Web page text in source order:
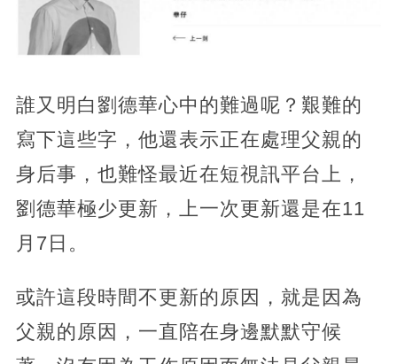
誰又明白劉德華心中的難過呢？艱難的
寫下這些字，他還表示正在處理父親的
身后事，也難怪最近在短視訊平台上，
劉德華極少更新，上一次更新還是在11
月7日。
或許這段時間不更新的原因，就是因為
父親的原因，一直陪在身邊默默守候